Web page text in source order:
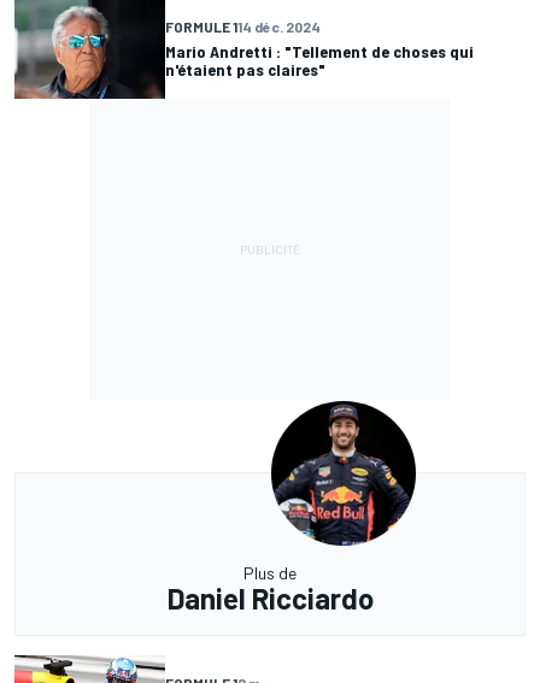
FORMULE 114 déc. 2024
Mario Andretti : "Tellement de choses qui
n'étaient pas claires"
Plus de
Daniel Ricciardo